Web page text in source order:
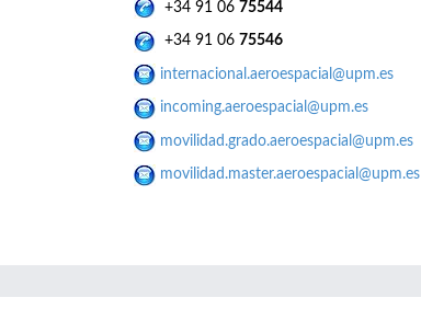
+34 91 06 75544
+34 91 06 75546
internacional.aeroespacial@upm.es
incoming.aeroespacial@upm.es
movilidad.grado.aeroespacial@upm.es
movilidad.master.aeroespacial@upm.es